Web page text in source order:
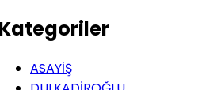
ASAYİŞ